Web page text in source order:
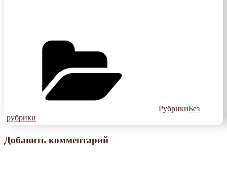
РубрикиБез
рубрики
Добавить комментарий